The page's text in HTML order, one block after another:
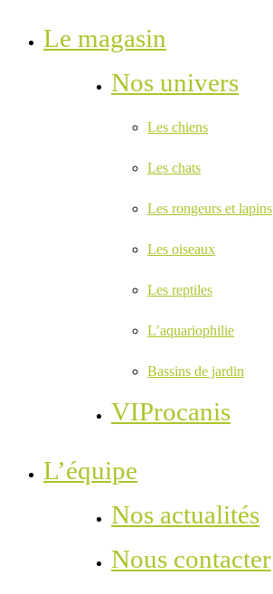
Le magasin
Nos univers
Les chiens
Les chats
Les rongeurs et lapins
Les oiseaux
Les reptiles
L’aquariophilie
Bassins de jardin
VIProcanis
L’équipe
Nos actualités
Nous contacter